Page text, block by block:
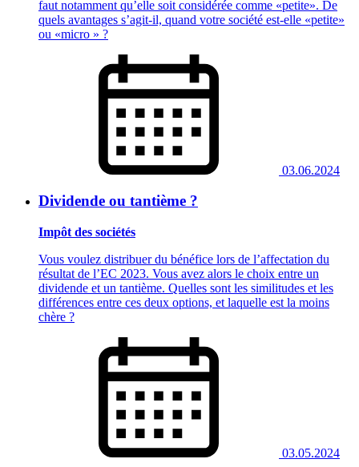
faut notamment qu’elle soit considérée comme «petite». De
quels avantages s’agit-il, quand votre société est-elle «petite»
ou «micro » ?
03.06.2024
Dividende ou tantième ?
Impôt des sociétés
Vous voulez distribuer du bénéfice lors de l’affectation du
résultat de l’EC 2023. Vous avez alors le choix entre un
dividende et un tantième. Quelles sont les similitudes et les
différences entre ces deux options, et laquelle est la moins
chère ?
03.05.2024